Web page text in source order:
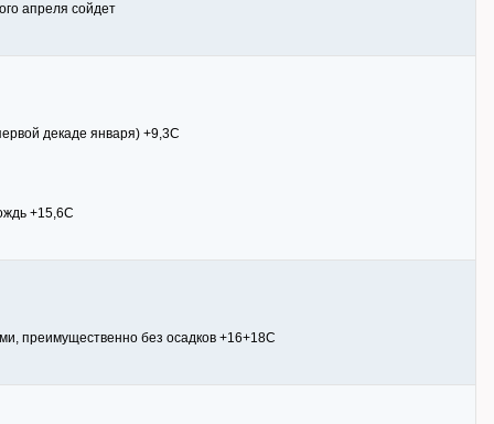
апреля сойдет
декаде января) +9,3С
+15,6С
преимущественно без осадков +16+18С